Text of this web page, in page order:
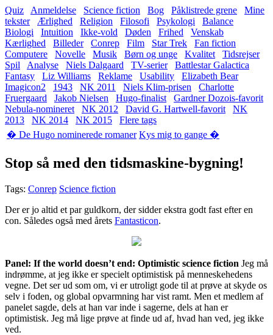
Quiz Anmeldelse Science fiction Bog Påklistrede grene
Mine
tekster
Ærlighed Religion Filosofi Psykologi
Balance
Biologi
Intuition Ikke-vold Døden Frihed
Venskab
Kærlighed
Billeder Conrep Film Star Trek
Fan fiction
Computere
Novelle Musik Børn og unge Kvalitet
Tidsrejser
Spil
Analyse Niels Dalgaard TV-serier
Battlestar Galactica
Fantasy
Liz Williams Reklame Usability
Elizabeth Bear
Imagicon2
1943 NK 2011 Niels Klim-prisen
Charlotte
Fruergaard
Jakob Nielsen Hugo-finalist
Gardner Dozois-favorit
Nebula-nomineret
NK 2012 David G. Hartwell-favorit
NK
2013
NK 2014 NK 2015
Flere tags
� De Hugo nominerede romaner Kys mig to gange �
Stop så med den tidsmaskine-bygning!
Tags: Conrep Science fiction
Der er jo altid et par guldkorn, der sidder ekstra godt fast efter en
con. Således også med årets Fantasticon.
Panel: If the world doesn’t end: Optimistic science fiction Jeg må
indrømme, at jeg ikke er specielt optimistisk på menneskehedens
vegne. Det ser ud som om, vi er utroligt gode til at prøve at skyde os
selv i foden, og global opvarmning har vist ramt. Men et medlem af
panelet sagde, dels at han var inde i sagerne, dels at han er
optimistisk. Jeg må lige prøve at finde ud af, hvad han ved, jeg ikke
ved.